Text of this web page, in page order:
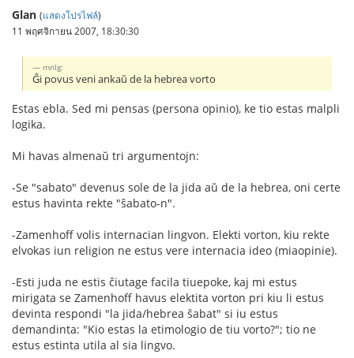
Glan (แสดงโปรไฟล์)
11 พฤศจิกายน 2007, 18:30:30
mnlg:
Ĝi povus veni ankaŭ de la hebrea vorto
Estas ebla. Sed mi pensas (persona opinio), ke tio estas malpli
logika.
Mi havas almenaŭ tri argumentojn:
-Se "sabato" devenus sole de la jida aŭ de la hebrea, oni certe
estus havinta rekte "ŝabato-n".
-Zamenhoff volis internacian lingvon. Elekti vorton, kiu rekte
elvokas iun religion ne estus vere internacia ideo (miaopinie).
-Esti juda ne estis ĉiutage facila tiuepoke, kaj mi estus
mirigata se Zamenhoff havus elektita vorton pri kiu li estus
devinta respondi "la jida/hebrea ŝabat" si iu estus
demandinta: "Kio estas la etimologio de tiu vorto?"; tio ne
estus estinta utila al sia lingvo.